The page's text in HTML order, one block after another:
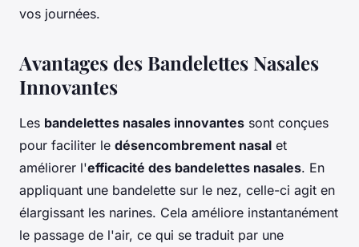
vos journées.
Avantages des Bandelettes Nasales
Innovantes
Les bandelettes nasales innovantes sont conçues
pour faciliter le désencombrement nasal et
améliorer l'efficacité des bandelettes nasales. En
appliquant une bandelette sur le nez, celle-ci agit en
élargissant les narines. Cela améliore instantanément
le passage de l'air, ce qui se traduit par une